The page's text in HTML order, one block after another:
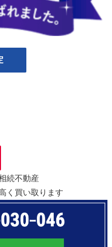
続不動産
く買い取ります